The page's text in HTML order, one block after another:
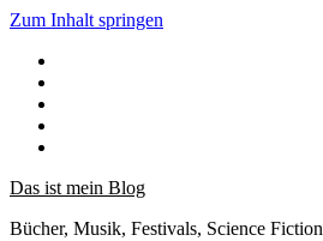
Zum Inhalt springen
Das ist mein Blog
Bücher, Musik, Festivals, Science